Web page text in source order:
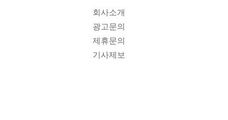
회사소개
광고문의
제휴문의
기사제보